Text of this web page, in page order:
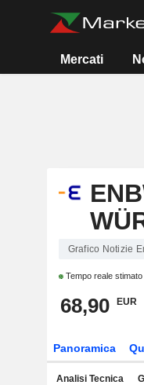
Mercati
Grafico Notizie
Tempo reale stimato
68,90 EUR
Panoramica
Analisi Tecnica